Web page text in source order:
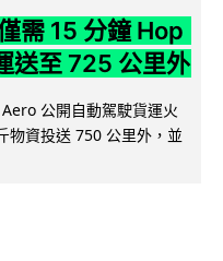
需 15 分鐘 Hop
送至 725 公里外
公開自動駕駛貨運火
物資投送 750 公里外，並